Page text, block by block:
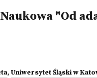
"Od
, Uniwersytet Śląski w